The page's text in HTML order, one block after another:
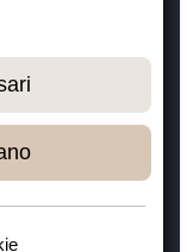
- 2026,